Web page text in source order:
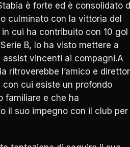
è forte ed è consolidato
culminato con la vittoria del
cui ha contribuito con 10 gol
B, lo ha visto mettere a
vincenti ai compagni.A
ritroverebbe l’amico e
cui esiste un profondo
familiare e che ha
il suo impegno con il club per